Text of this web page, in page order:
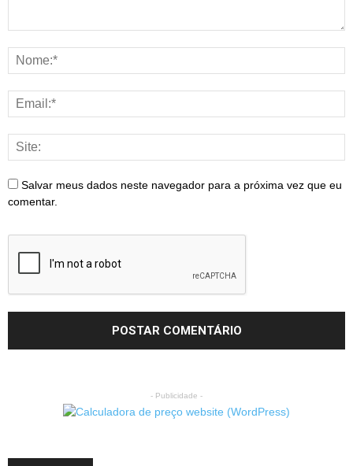
Salvar meus dados neste navegador para a próxima vez que eu
comentar.
- Publicidade -